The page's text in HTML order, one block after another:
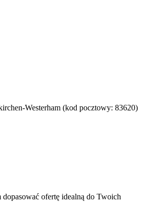
Westerham (kod pocztowy: 83620)
dopasować ofertę idealną do Twoich